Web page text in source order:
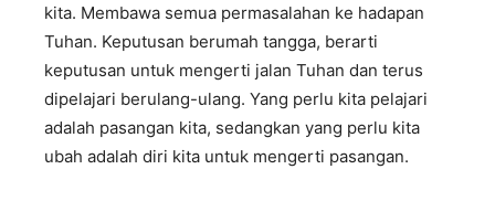
kita. Membawa semua permasalahan ke hadapan
Tuhan. Keputusan berumah tangga, berarti
keputusan untuk mengerti jalan Tuhan dan terus
dipelajari berulang-ulang. Yang perlu kita pelajari
adalah pasangan kita, sedangkan yang perlu kita
ubah adalah diri kita untuk mengerti pasangan.